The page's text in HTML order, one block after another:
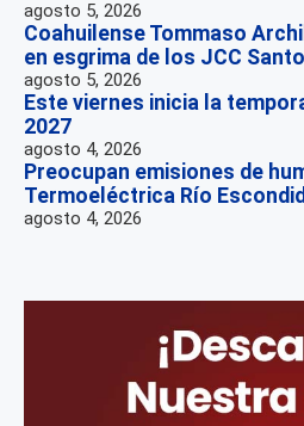
agosto 5, 2026
Coahuilense Tommaso
en esgrima de los JCC
agosto 5, 2026
Este viernes inicia la
2027
agosto 4, 2026
Preocupan emisiones de
Termoeléctrica Río
agosto 4, 2026